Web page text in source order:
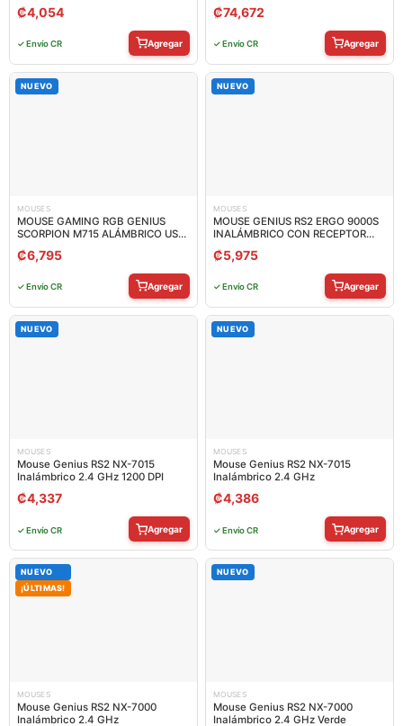
₡4,054
✓ Envío CR Agregar
₡74,672
✓ Envío CR Agregar
NUEVO
MOUSES
MOUSE GAMING RGB GENIUS
SCORPION M715 ALÁMBRICO USB
7200 31040007400
₡6,795
✓ Envío CR Agregar
NUEVO
MOUSES
MOUSE GENIUS RS2 ERGO 9000S
INALÁMBRICO CON RECEPTOR
2400 DPI 31030038400
₡5,975
✓ Envío CR Agregar
NUEVO
MOUSES
Mouse Genius RS2 NX-7015
Inalámbrico 2.4 GHz 1200 DPI
₡4,337
✓ Envío CR Agregar
NUEVO
MOUSES
Mouse Genius RS2 NX-7015
Inalámbrico 2.4 GHz
₡4,386
✓ Envío CR Agregar
NUEVO
¡ÚLTIMAS!
MOUSES
Mouse Genius RS2 NX-7000
Inalámbrico 2.4 GHz
NUEVO
MOUSES
Mouse Genius RS2 NX-7000
Inalámbrico 2.4 GHz Verde